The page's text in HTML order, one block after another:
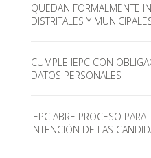
QUEDAN FORMALMENTE
DISTRITALES Y
CUMPLE IEPC CON
DATOS PERSONALES
IEPC ABRE PROCESO PARA
INTENCIÓN DE LAS